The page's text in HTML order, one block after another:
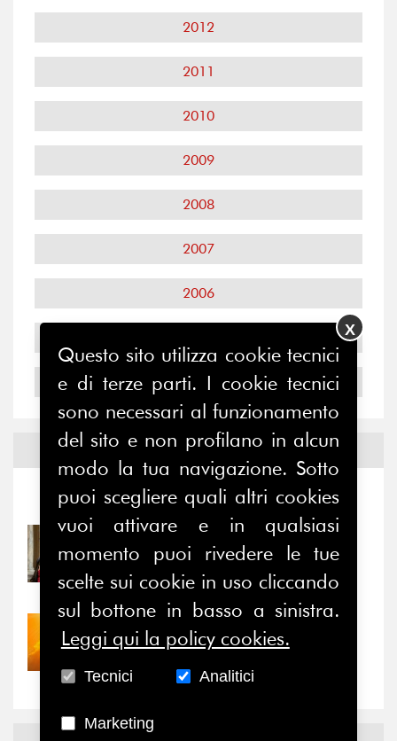
2012
2011
2010
2009
2008
2007
2006
2004
Notizie ed Eventi
Notizie-Eventi
Prima della pausa estiva,
il valore di...
30/07/2026
Nove anni dopo la
“grande cecità”: la...
Questo sito utilizza cookie tecnici
e di terze parti. I cookie tecnici
sono necessari al funzionamento
del sito e non profilano in alcun
modo la tua navigazione. Sotto
puoi scegliere quali altri cookies
vuoi attivare e in qualsiasi
momento puoi rivedere le tue
scelte sui cookie in uso cliccando
sul bottone in basso a sinistra.
Leggi qui la policy cookies.
Tecnici Analitici
Marketing
X